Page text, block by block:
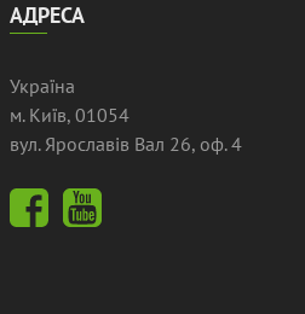
АДРЕСА
Україна
м. Київ, 01054
вул. Ярославів Вал 26, оф. 4